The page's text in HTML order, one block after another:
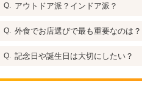
アウトドア派？インドア派？
外食でお店選びで最も重要なのは？
記念日や誕生日は大切にしたい？